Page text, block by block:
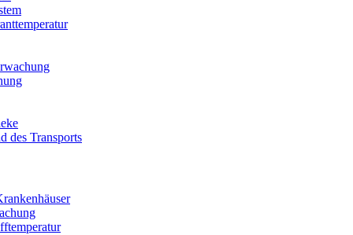
des Transports